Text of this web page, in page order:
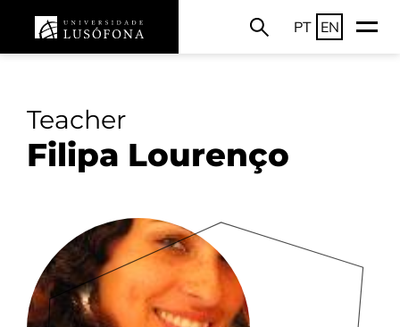
PT EN
Teacher
Filipa Lourenço